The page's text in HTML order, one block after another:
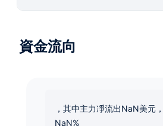
資金流向
，其中主力凈流出NaN美元
NaN%